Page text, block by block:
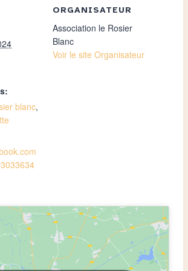
blanc,
ORGANISATEUR
Association le Rosier
Blanc
Voir le site Organisateur